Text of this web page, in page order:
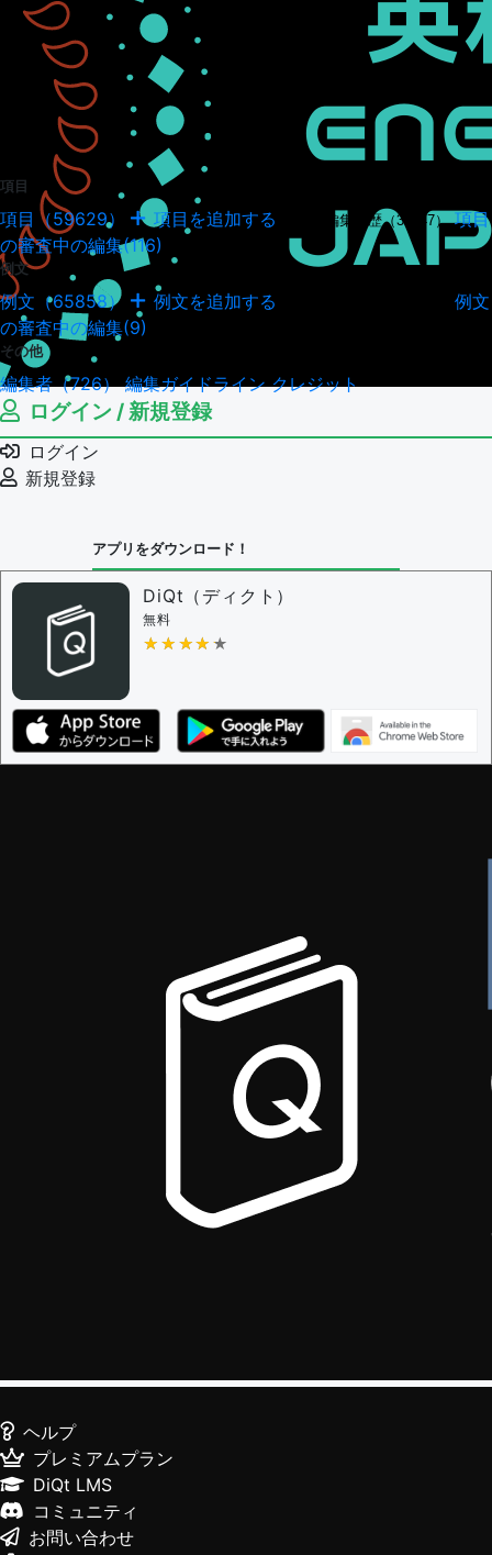
項目
項目（59629） 項目を追加する 項目の編集履歴（34947） 項目
の審査中の編集(116)
例文
例文（65858） 例文を追加する
例文
の審査中の編集(9)
その他
編集者（726）編集ガイドラインクレジット
ログイン / 新規登録
ログイン
新規登録
アプリをダウンロード！
DiQt（ディクト）
無料
★★★★★
★★★★★
ヘルプ
プレミアムプラン
DiQt LMS
コミュニティ
お問い合わせ